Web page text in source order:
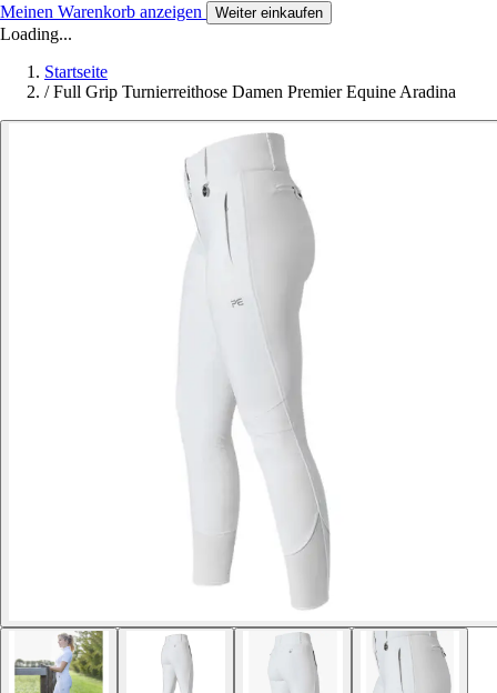
Meinen Warenkorb anzeigen Weiter einkaufen
Loading...
Startseite
/ Full Grip Turnierreithose Damen Premier Equine Aradina